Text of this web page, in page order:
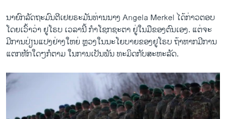
ນາຍົກລັດຖະມົນຕີເຢຍຣະມັນທ່ານນາງ Angela Merkel ໄດ້ກ່າວຕອບ
ໂດຍເວົ້າວ່າ ຢູໂຣບ ເວລານີ້ ກຳໂຊກຊະຕາ ຢູ່ໃນມືຂອງຕົນເອງ. ແຕ່ຈະ
ມີການປ່ຽນແປງຢ່າງໃຫຍ່ ຫຼວງໃນນະໂຍບາຍຂອງຢູໂຣບ ຖ້າຫາກມີການ
ແຕກຫັກໃດໆກໍຕາມ ໃນການເປັນພັນ ທະມິດກັບສະຫະລັດ.